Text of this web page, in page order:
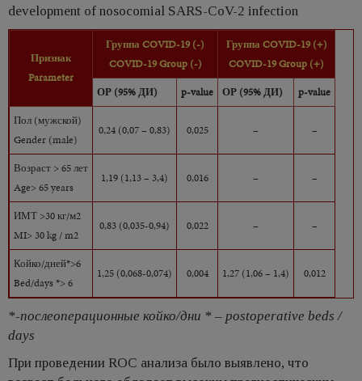
development of nosocomial SARS-CoV-2 infection
Признак
Parameter
Группа COVID-19 (-)
COVID-19 Group (-)
Группа COVID-19 (+)
COVID-19 Group (+)
ОР (95% ДИ)
p-value ОР (95% ДИ)
p-value
Пол (мужской)
Gender (male)
0,24 (0,07 – 0,83) 0,025 – –
Возраст > 65 лет
Age> 65 years
1,19 (1,13 – 3,4) 0,016 – –
ИМТ >30 кг/м2
MI> 30 kg / m2
0,83 (0,035-0,94) 0,022 – –
Койко/дней*>6
Bed/days *> 6
1,25 (0,068-0,074) 0,004 1,27 (1,06 – 1,4) 0,012
*-послеоперационные койко/дни * – postoperative beds /
days
При проведении ROC анализа было выявлено, что